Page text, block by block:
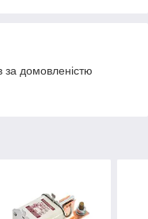
за домовленістю